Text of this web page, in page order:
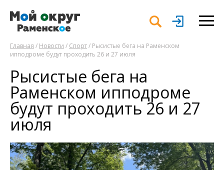
Главная / Новости / Спорт/ Рысистые бега на Раменском
ипподроме будут проходить 26 и 27 июля
Рысистые бега на
Раменском ипподроме
будут проходить 26 и 27
июля